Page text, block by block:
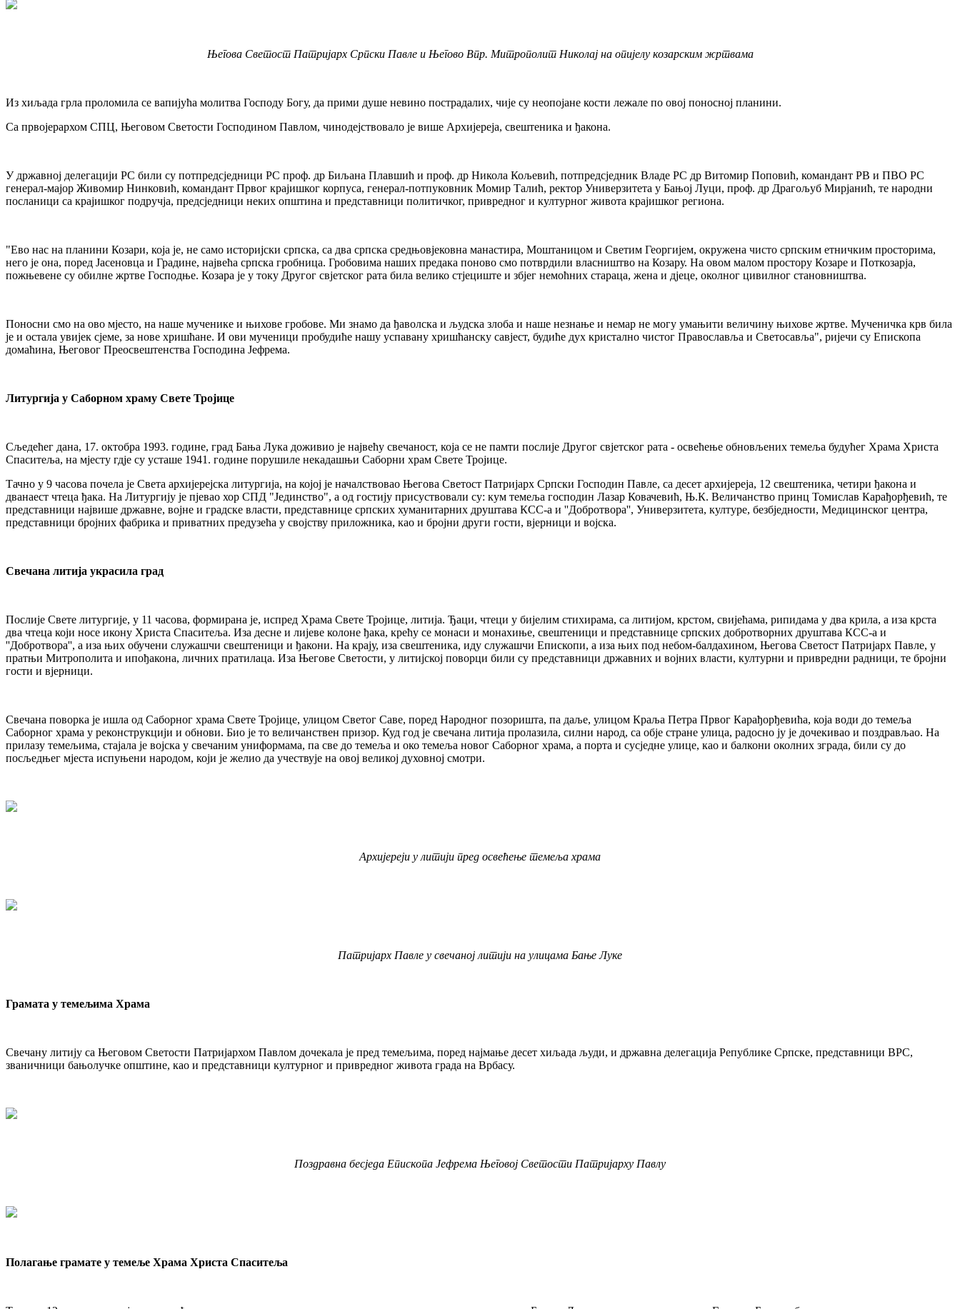
Његова Светост Патријарх Српски Павле и Његово Впр. Митрополит Николај на опијелу козарским жртвама
Из хиљада грла проломила се вапијућа молитва Господу Богу, да прими душе невино пострадалих, чије су неопојане кости лежале по овој поносној планини.
Са првојерархом СПЦ, Његовом Светости Господином Павлом, чинодејствовало је више Архијереја, свештеника и ђакона.
У државној делегацији РС били су потпредсједници РС проф. др Биљана Плавшић и проф. др Никола Кољевић, потпредсједник Владе РС др Витомир Поповић, командант РВ и ПВО РС
генерал-мајор Живомир Нинковић, командант Првог крајишког корпуса, генерал-потпуковник Момир Талић, ректор Универзитета у Бањој Луци, проф. др Драгољуб Мирјанић, те народни
посланици са крајишког подручја, предсједници неких општина и представници политичког, привредног и културног живота крајишког региона.
"Ево нас на планини Козари, која је, не само историјски српска, са два српска средњовјековна манастира, Моштаницом и Светим Георгијем, окружена чисто српским етничким просторима,
него је она, поред Јасеновца и Градине, највећа српска гробница. Гробовима наших предака поново смо потврдили власништво на Козару. На овом малом простору Козаре и Поткозарја,
пожњевене су обилне жртве Господње. Козара је у току Другог свјетског рата била велико стјециште и збјег немоћних стараца, жена и дјеце, околног цивилног становништва.
Поносни смо на ово мјесто, на наше мученике и њихове гробове. Ми знамо да ђаволска и људска злоба и наше незнање и немар не могу умањити величину њихове жртве. Мученичка крв била
је и остала увијек сјеме, за нове хришћане. И ови мученици пробудиће нашу успавану хришћанску савјест, будиће дух кристално чистог Православља и Светосавља", ријечи су Епископа
домаћина, Његовог Преосвештенства Господина Јефрема.
Литургија у Саборном храму Свете Тројице
Сљедећег дана, 17. октобра 1993. године, град Бања Лука доживио је највећу свечаност, која се не памти послије Другог свјетског рата - освећење обновљених темеља будућег Храма Христа
Спаситеља, на мјесту гдје су усташе 1941. године порушиле некадашњи Саборни храм Свете Тројице.
Тачно у 9 часова почела је Света архијерејска литургија, на којој је началствовао Његова Светост Патријарх Српски Господин Павле, са десет архијереја, 12 свештеника, четири ђакона и
дванаест чтеца ђака. На Литургију је пјевао хор СПД "Јединство", а од гостију присуствовали су: кум темеља господин Лазар Ковачевић, Њ.К. Величанство принц Томислав Карађорђевић, те
представници највише државне, војне и градске власти, представнице српских хуманитарних друштава КСС-а и ''Добротвора'', Универзитета, културе, безбједности, Медицинског центра,
представници бројних фабрика и приватних предузећа у својству приложника, као и бројни други гости, вјерници и војска.
Свечана литија украсила град
Послије Свете литургије, у 11 часова, формирана је, испред Храма Свете Тројице, литија. Ђаци, чтеци у бијелим стихирама, са литијом, крстом, свијећама, рипидама у два крила, а иза крста
два чтеца који носе икону Христа Спаситеља. Иза десне и лијеве колоне ђака, крећу се монаси и монахиње, свештеници и представнице српских добротворних друштава КСС-а и
''Добротвора'', а иза њих обучени служашчи свештеници и ђакони. На крају, иза свештеника, иду служашчи Епископи, а иза њих под небом-балдахином, Његова Светост Патријарх Павле, у
пратњи Митрополита и ипођакона, личних пратилаца. Иза Његове Светости, у литијској поворци били су представници државних и војних власти, културни и привредни радници, те бројни
гости и вјерници.
Свечана поворка је ишла од Саборног храма Свете Тројице, улицом Светог Саве, поред Народног позоришта, па даље, улицом Краља Петра Првог Карађорђевића, која води до темеља
Саборног храма у реконструкцији и обнови. Био је то величанствен призор. Куд год је свечана литија пролазила, силни народ, са обје стране улица, радосно ју је дочекивао и поздрављао. На
прилазу темељима, стајала је војска у свечаним униформама, па све до темеља и око темеља новог Саборног храма, а порта и сусједне улице, као и балкони околних зграда, били су до
посљедњег мјеста испуњени народом, који је желио да учествује на овој великој духовној смотри.
Архијереји у литији пред освећење темеља храма
Патријарх Павле у свечаној литији на улицама Бање Луке
Грамата у темељима Храма
Свечану литију са Његовом Светости Патријархом Павлом дочекала је пред темељима, поред најмање десет хиљада људи, и државна делегација Републике Српске, представници ВРС,
званичници бањолучке општине, као и представници културног и привредног живота града на Врбасу.
Поздравна бесједа Епископа Јефрема Његовој Светости Патријарху Павлу
Полагање грамате у темеље Храма Христа Спаситеља